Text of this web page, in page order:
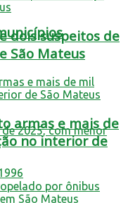
dois suspeitos de
São Mateus
armas e mais de
no interior de